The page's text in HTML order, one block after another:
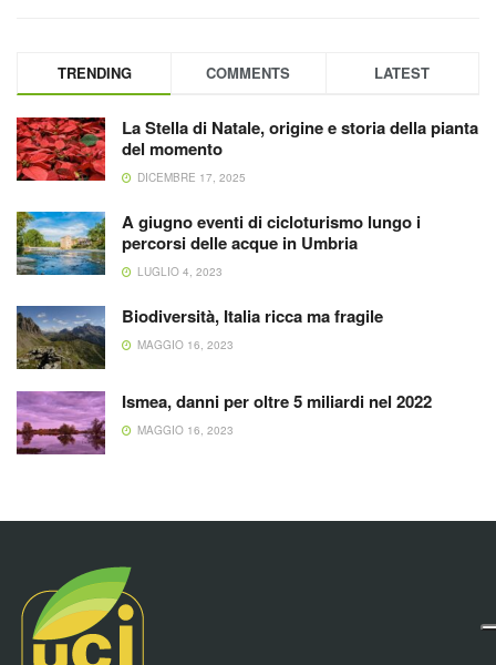
TRENDING COMMENTS LATEST
La Stella di Natale, origine e storia della pianta
del momento
DICEMBRE 17, 2025
A giugno eventi di cicloturismo lungo i
percorsi delle acque in Umbria
LUGLIO 4, 2023
Biodiversità, Italia ricca ma fragile
MAGGIO 16, 2023
Ismea, danni per oltre 5 miliardi nel 2022
MAGGIO 16, 2023